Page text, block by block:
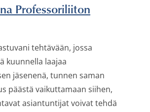
Professoriliiton
tehtävään, jossa
kuunnella laajaa
jäsenenä, tunnen saman
päästä vaikuttamaan siihen,
asiantuntijat voivat tehdä